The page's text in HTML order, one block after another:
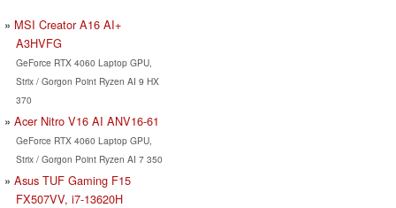
MSI Creator A16 AI+
A3HVFG
GeForce RTX 4060 Laptop GPU,
Strix / Gorgon Point Ryzen AI 9 HX
370
Acer Nitro V16 AI ANV16-61
GeForce RTX 4060 Laptop GPU,
Strix / Gorgon Point Ryzen AI 7 350
Asus TUF Gaming F15
FX507VV, i7-13620H